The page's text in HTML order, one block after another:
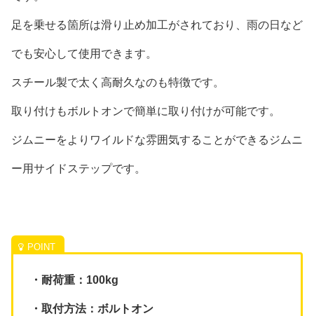
足を乗せる箇所は滑り止め加工がされており、雨の日など
でも安心して使用できます。
スチール製で太く高耐久なのも特徴です。
取り付けもボルトオンで簡単に取り付けが可能です。
ジムニーをよりワイルドな雰囲気することができるジムニ
ー用サイドステップです。
・耐荷重：100kg
・取付方法：ボルトオン